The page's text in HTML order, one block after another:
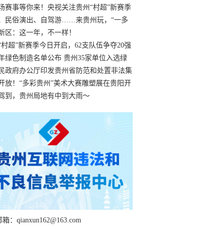
赛事等你来！央视关注贵州“村超”新赛季
响”
民俗演出、自驾游……来贵州玩，“一多
免”！
区：这一年，不一样！
超”新赛季今日开启，62支队伍争夺20强
绿色制造名单公布 贵州35家单位入选绿
政府办公厅印发贵州省防范和处置非法集
实施细则
放！“多彩贵州”美术大赛雕塑展在贵阳开
续至1月19日
到，贵州局地有中到大雨～
：qianxun162@163.com